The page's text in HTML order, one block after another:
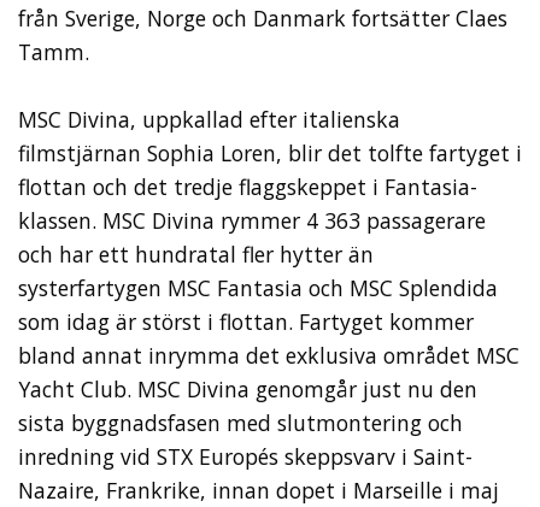
från Sverige, Norge och Danmark fortsätter Claes
Tamm.
MSC Divina, uppkallad efter italienska
filmstjärnan Sophia Loren, blir det tolfte fartyget i
flottan och det tredje flaggskeppet i Fantasia-
klassen. MSC Divina rymmer 4 363 passagerare
och har ett hundratal fler hytter än
systerfartygen MSC Fantasia och MSC Splendida
som idag är störst i flottan. Fartyget kommer
bland annat inrymma det exklusiva området MSC
Yacht Club. MSC Divina genomgår just nu den
sista byggnadsfasen med slutmontering och
inredning vid STX Europés skeppsvarv i Saint-
Nazaire, Frankrike, innan dopet i Marseille i maj